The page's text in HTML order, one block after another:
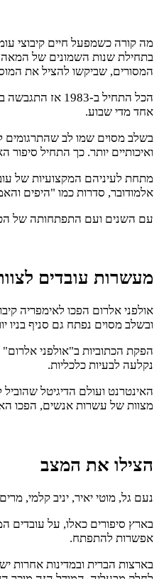
מה קורה כשמפעל חיים קיבוצי
בתחילת שנות השמונים של המאה
המסורים, שביקשו להציל את
הכל התחיל ב-
אחד מדי שבוע.
בשלב מסוים שמו לב שהתרגומים
ואיכותיים יותר. כך התחיל
מתחת לעיניהם המקצועיות של
אלמודובר, סדרות כמו "היפים
עם השנים ועם התפתחותה של
מעשרות עובדים
ובשלב מסוים נפתח גם סניף בניו
הפקת הכתוביות ב"אולפני
נקלעה לבעיות כלכליות.
האינטרנט ועולם הדיגיטל
מצוות של עשרות אנשים, הפכו האולפנים
הצילו את המצב
נעם גל, מוטי יאיר, יניב קלמי,
בארץ סיפורים כאלו, על עובדים
אפשרות להתפתח.